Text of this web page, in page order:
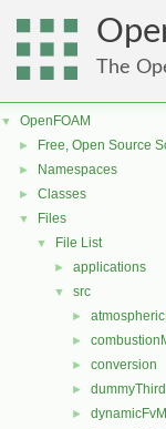
The
▼ OpenFOAM
► Free, Open Source
► Namespaces
► Classes
▼ Files
▼ File List
► applications
▼ src
►
►
► conversion
►
►